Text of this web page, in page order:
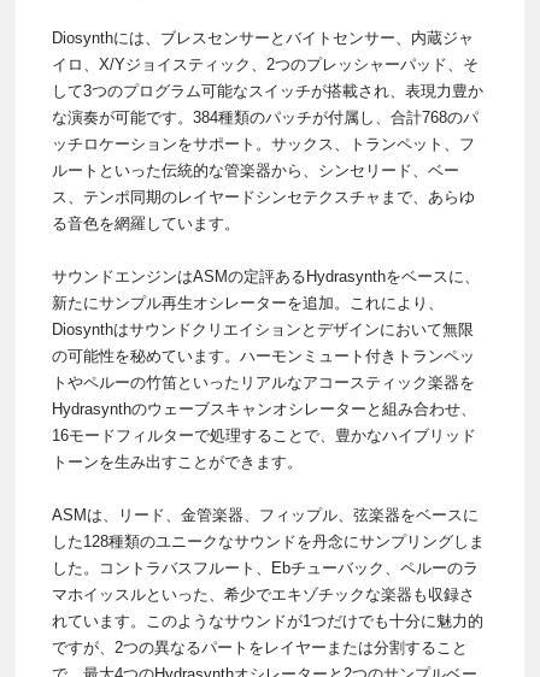
Diosynthには、ブレスセンサーとバイトセンサー、内蔵ジャ
イロ、X/Yジョイスティック、2つのプレッシャーパッド、そ
して3つのプログラム可能なスイッチが搭載され、表現力豊か
な演奏が可能です。384種類のパッチが付属し、合計768のパ
ッチロケーションをサポート。サックス、トランペット、フ
ルートといった伝統的な管楽器から、シンセリード、ベー
ス、テンポ同期のレイヤードシンセテクスチャまで、あらゆ
る音色を網羅しています。
サウンドエンジンはASMの定評あるHydrasynthをベースに、
新たにサンプル再生オシレーターを追加。これにより、
Diosynthはサウンドクリエイションとデザインにおいて無限
の可能性を秘めています。ハーモンミュート付きトランペッ
トやペルーの竹笛といったリアルなアコースティック楽器を
Hydrasynthのウェーブスキャンオシレーターと組み合わせ、
16モードフィルターで処理することで、豊かなハイブリッド
トーンを生み出すことができます。
ASMは、リード、金管楽器、フィップル、弦楽器をベースに
した128種類のユニークなサウンドを丹念にサンプリングしま
した。コントラバスフルート、Ebチューバック、ペルーのラ
マホイッスルといった、希少でエキゾチックな楽器も収録さ
れています。このようなサウンドが1つだけでも十分に魅力的
ですが、2つの異なるパートをレイヤーまたは分割すること